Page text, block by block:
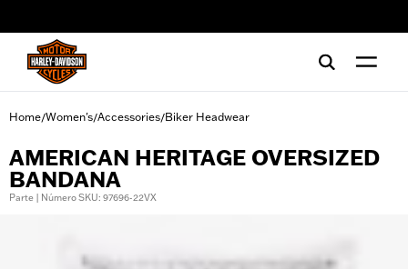
Home/Women's/Accessories/Biker Headwear
AMERICAN HERITAGE OVERSIZED
BANDANA
Parte | Número SKU: 97696-22VX